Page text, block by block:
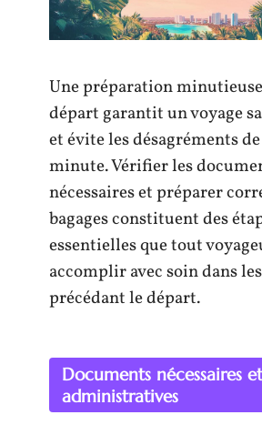
Une préparation
départ garantit un voyage
et évite les désagréments
minute. Vérifier les
nécessaires et préparer
bagages constituent des
essentielles que tout
accomplir avec soin dans
précédant le départ.
Documents nécessaires
administratives